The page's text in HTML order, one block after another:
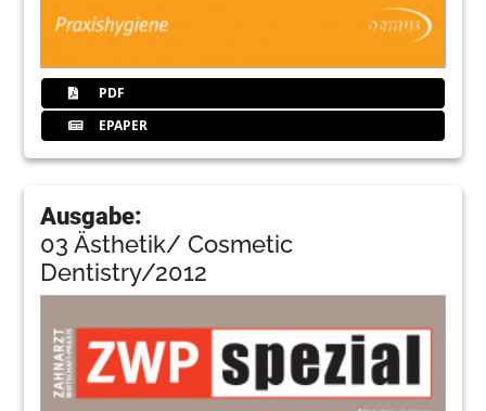
PDF
EPAPER
Ausgabe:
03 Ästhetik/ Cosmetic
Dentistry/2012